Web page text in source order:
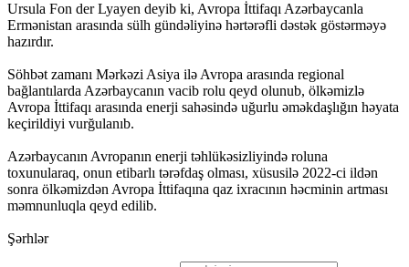
Ursula Fon der Lyayen deyib ki, Avropa İttifaqı Azərbaycanla
Ermənistan arasında sülh gündəliyinə hərtərəfli dəstək göstərməyə
hazırdır.
Söhbət zamanı Mərkəzi Asiya ilə Avropa arasında regional
bağlantılarda Azərbaycanın vacib rolu qeyd olunub, ölkəmizlə
Avropa İttifaqı arasında enerji sahəsində uğurlu əməkdaşlığın həyata
keçirildiyi vurğulanıb.
Azərbaycanın Avropanın enerji təhlükəsizliyində roluna
toxunularaq, onun etibarlı tərəfdaş olması, xüsusilə 2022-ci ildən
sonra ölkəmizdən Avropa İttifaqına qaz ixracının həcminin artması
məmnunluqla qeyd edilib.
Şərhlər